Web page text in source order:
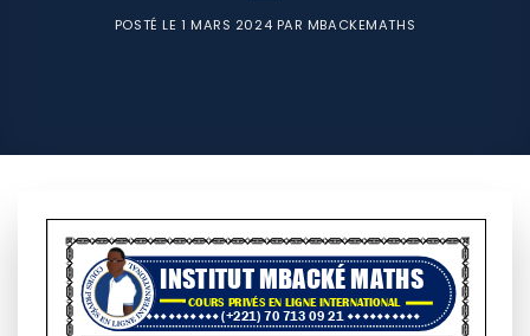
POSTÉ LE 1 MARS 2024 PAR MBACKEMATHS